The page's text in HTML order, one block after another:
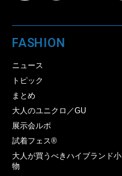
FASHION
ニュース
トピック
まとめ
大人のユニクロ／GU
展示会ルポ
試着フェス®︎
大人が買うべきハイブランド小
物